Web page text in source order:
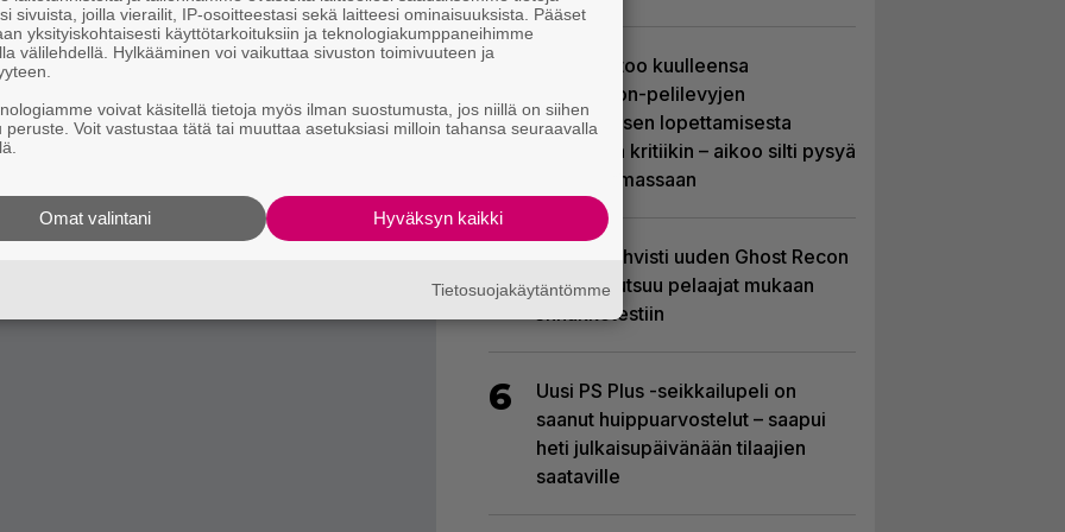
sisältää pelisarjan ennen-julkaisemattoman
, joka päättää Nörtin ensimmäiset
4
Sony kertoo kuulleensa
PlayStation-pelilevyjen
valmistuksen lopettamisesta
nousseen kritiikin – aikoo silti pysyä
suunnitelmassaan
Ubisoft vahvisti uuden Ghost Recon
-pelin – kutsuu pelaajat mukaan
ennakkotestiin
6
Uusi PS Plus -seikkailupeli on
saanut huippuarvostelut – saapui
heti julkaisupäivänään tilaajien
saataville
sivuista, joilla vierailit, IP-osoitteestasi sekä laitteesi ominaisuuksista. Pääset
yksityiskohtaisesti käyttötarkoituksiin ja teknologiakumppaneihimme
välilehdellä. Hylkääminen voi vaikuttaa sivuston toimivuuteen ja
voivat käsitellä tietoja myös ilman suostumusta, jos niillä on siihen
peruste. Voit vastustaa tätä tai muuttaa asetuksiasi milloin tahansa seuraavalla
Hyväksyn kaikki
Omat valintani
Tietosuojakäytäntömme